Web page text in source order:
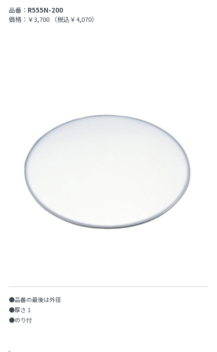
品番： R555N-200
価格：￥3,700
（税込￥4,070）
●品番の最後は外径
●厚さ 1
●のり付